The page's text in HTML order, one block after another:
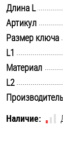
Такелаж
Хомуты
Шайбы
Шпильки
Длина L
Артикул
Размер ключа
L1
Материал
L2
Производитель
Наличие: